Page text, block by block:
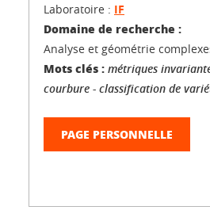
Laboratoire : IF
Domaine de recherche :
Analyse et géométrie
Mots clés : métriques
courbure - classification de
PAGE PERSONNELLE